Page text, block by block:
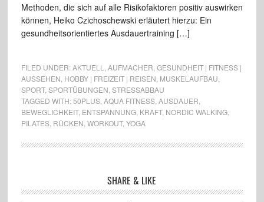
Methoden, die sich auf alle Risikofaktoren positiv auswirken
können, Heiko Czichoschewski erläutert hierzu: Ein
gesundheitsorientiertes Ausdauertraining […]
FILED UNDER:AKTUELL AUFMACHER GESUNDHEIT | FITNESS |
AUSSEHEN HOBBY | FREIZEIT | REISEN MUSKELAUFBAU
SPORT, SPORTÜBUNGEN STRESSABBAU
TAGGED WITH:50PLUS, AQUA FITNESS, AUSDAUER
BEWEGLICHKEIT, ENTSPANNUNG, KRAFT, NORDIC WALKING,
PILATES, RÜCKEN WORKOUT, YOGA
SHARE & LIKE